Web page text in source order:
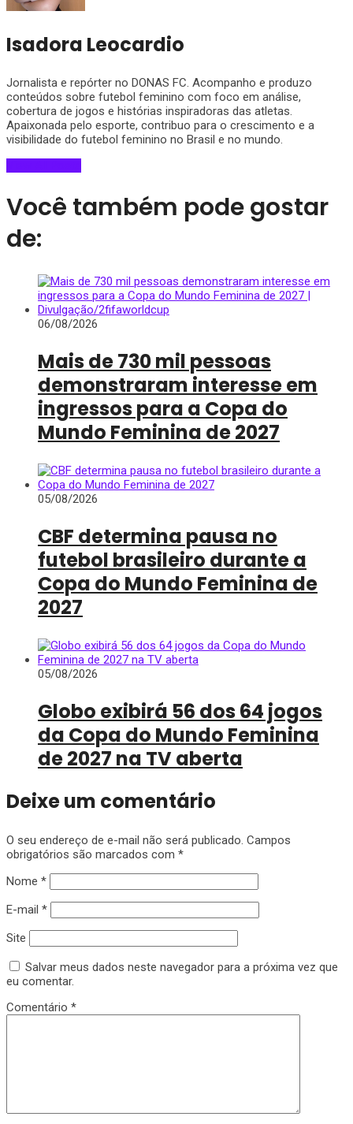
Isadora Leocardio
Jornalista e repórter no DONAS FC. Acompanho e produzo
conteúdos sobre futebol feminino com foco em análise,
cobertura de jogos e histórias inspiradoras das atletas.
Apaixonada pelo esporte, contribuo para o crescimento e a
visibilidade do futebol feminino no Brasil e no mundo.
Você também pode gostar
de:
06/08/2026
Mais de 730 mil pessoas
demonstraram interesse em
ingressos para a Copa do
Mundo Feminina de 2027
05/08/2026
CBF determina pausa no
futebol brasileiro durante a
Copa do Mundo Feminina de
2027
05/08/2026
Globo exibirá 56 dos 64 jogos
da Copa do Mundo Feminina
de 2027 na TV aberta
Deixe um comentário
O seu endereço de e-mail não será publicado. Campos
obrigatórios são marcados com *
Nome *
E-mail *
Site
Salvar meus dados neste navegador para a próxima vez que
eu comentar.
Comentário *